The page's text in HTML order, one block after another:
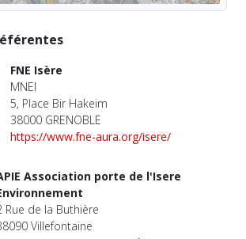
FNE Isère
MNEI
5, Place Bir Hakeim
38000 GRENOBLE
https://www.fne-aura.org/isere/
Association porte de l'Isere
Rue de la Buthière
Villefontaine